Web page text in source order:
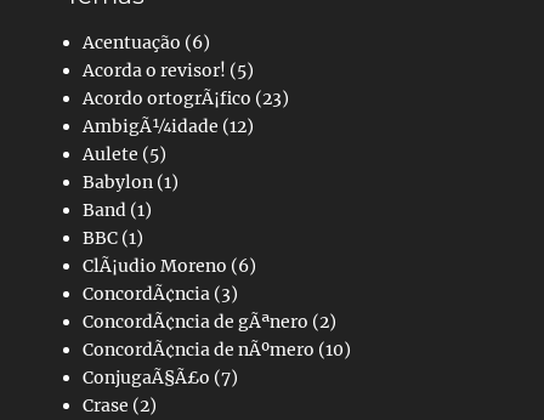
Acentuação (6)
Acorda o revisor! (5)
Acordo ortogrÃ¡fico (23)
AmbigÃ¼idade (12)
Aulete (5)
Babylon (1)
Band (1)
BBC (1)
ClÃ¡udio Moreno (6)
ConcordÃ¢ncia (3)
ConcordÃ¢ncia de gÃªnero (2)
ConcordÃ¢ncia de nÃºmero (10)
ConjugaÃ§Ã£o (7)
Crase (2)